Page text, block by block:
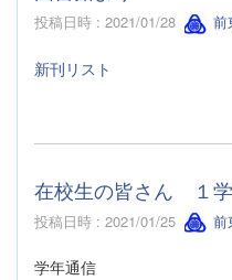
投稿日時 : 2021/01/28 前
新刊リスト
在校生の皆さん １
投稿日時 : 2021/01/25 前
学年通信